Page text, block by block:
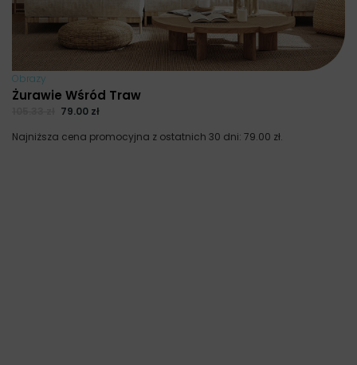
Obrazy
Żurawie Wśród Traw
79.00 zł
Najniższa cena promocyjna z ostatnich 30 dni: 79.00 zł.